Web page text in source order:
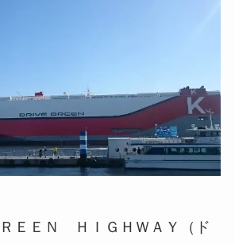
ＥＥＮ ＨＩＧＨＷＡＹ（ド